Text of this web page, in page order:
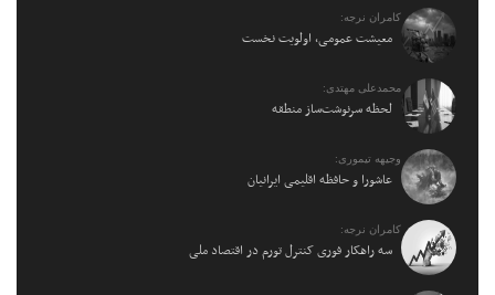
کامران نرجه:
معیشت عمومی، اولویت نخست
محمدعلی مهتدی:
لحظه سرنوشت‌ساز منطقه
وجیهه تیموری:
عاشورا و حافظه اقلیمی ایرانیان
کامران نرجه:
سه راهکار فوری کنترل تورم در اقتصاد ملی